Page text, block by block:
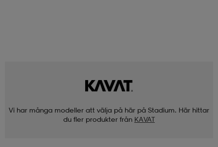
Vi har många modeller att välja på här på Stadium. Här hittar
du fler produkter från KAVAT